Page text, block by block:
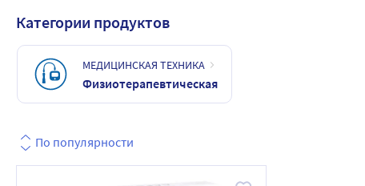
Категории продуктов
МЕДИЦИНСКАЯ ТЕХНИКА
Физиотерапевтическая
По популярности